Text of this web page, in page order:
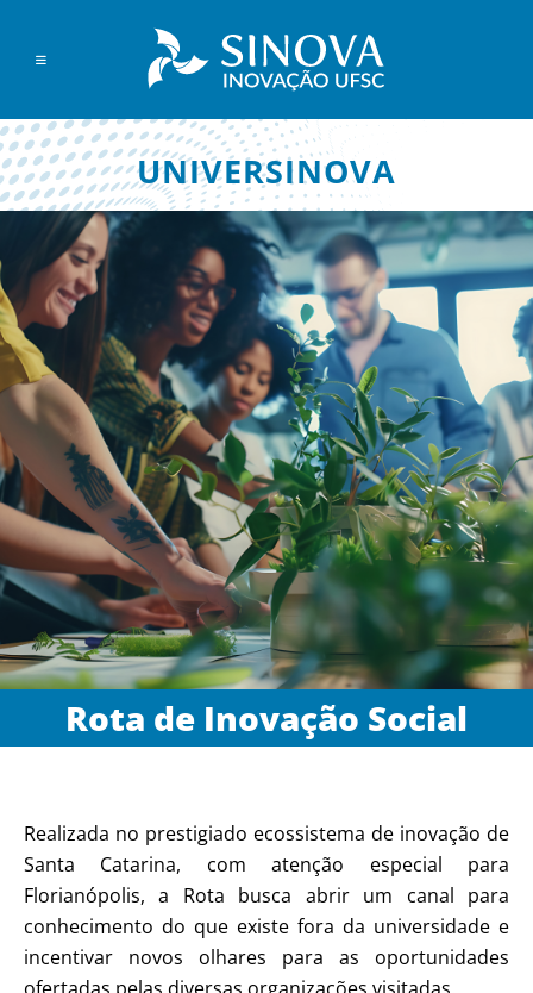
UNIVERSINOVA
Rota de Inovação Social
Realizada no prestigiado ecossistema de inovação de
Santa Catarina, com atenção especial para
Florianópolis, a Rota busca abrir um canal para
conhecimento do que existe fora da universidade e
incentivar novos olhares para as oportunidades